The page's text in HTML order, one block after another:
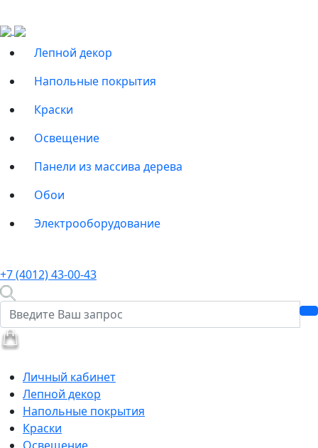
Лепной декор
Напольные покрытия
Краски
Освещение
Панели из массива дерева
Обои
Электрооборудование
+7 (4012) 43-00-43
Личный кабинет
Лепной декор
Напольные покрытия
Краски